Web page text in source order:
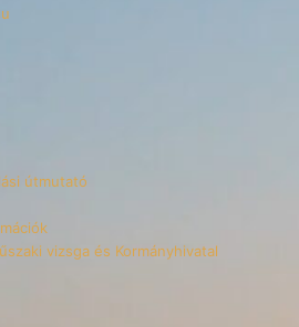
útmutató
vizsga és Kormányhivatal